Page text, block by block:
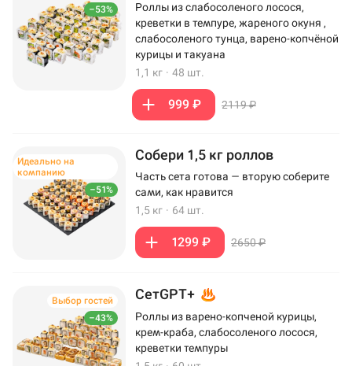
–53%
Роллы из слабосоленого лосося,
креветки в темпуре, жареного окуня ,
слабосоленого тунца, варено-копчёной
курицы и такуана
1,1 кг · 48 шт.
999 ₽ 2119 ₽
–51%
Идеально на
компанию
Собери 1,5 кг роллов
Часть сета готова — вторую соберите
сами, как нравится
1,5 кг · 64 шт.
1299 ₽ 2650 ₽
–43%
Выбор гостей СетGPT+
Роллы из варено-копченой курицы,
крем-краба, слабосоленого лосося,
креветки темпуры